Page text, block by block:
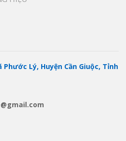
Phước Lý, Huyện Cần Giuộc, Tỉnh